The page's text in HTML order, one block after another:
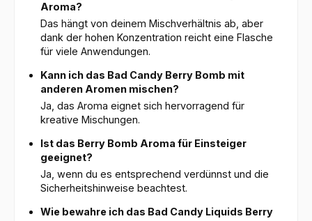
Aroma?
Das hängt von deinem Mischverhältnis ab, aber
dank der hohen Konzentration reicht eine Flasche
für viele Anwendungen.
Kann ich das Bad Candy Berry Bomb mit
anderen Aromen mischen?
Ja, das Aroma eignet sich hervorragend für
kreative Mischungen.
Ist das Berry Bomb Aroma für Einsteiger
geeignet?
Ja, wenn du es entsprechend verdünnst und die
Sicherheitshinweise beachtest.
Wie bewahre ich das Bad Candy Liquids Berry